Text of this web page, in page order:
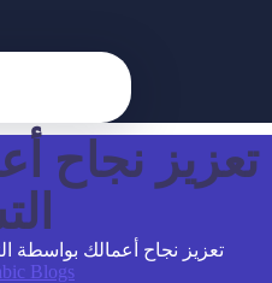
تعزيز نجاح
تعزيز نجاح أعمالك بواسطة
Blogs